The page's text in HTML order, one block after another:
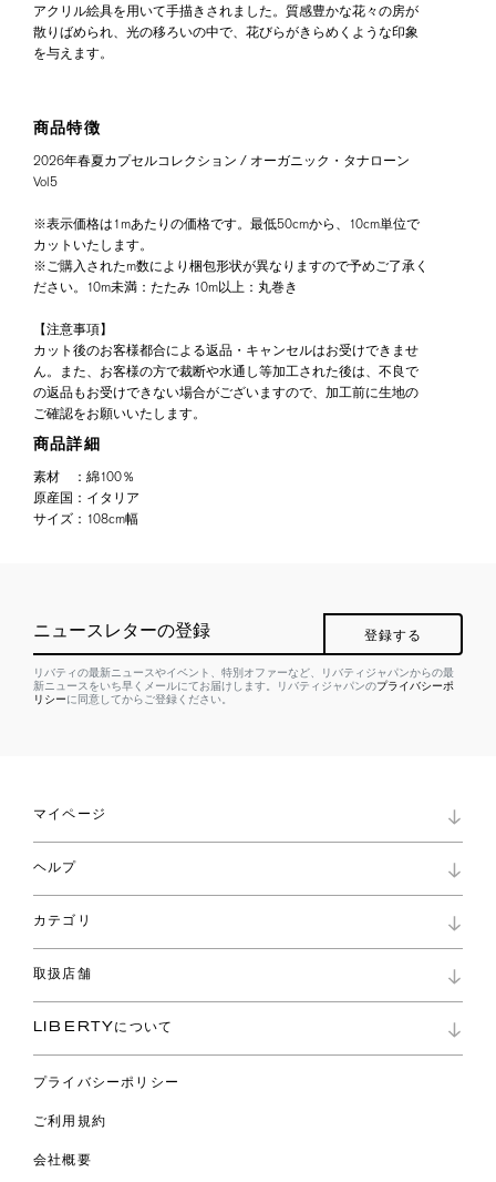
アクリル絵具を用いて手描きされました。質感豊かな花々の房が
散りばめられ、光の移ろいの中で、花びらがきらめくような印象
を与えます。
商品特徴
2026年春夏カプセルコレクション / オーガニック・タナローン
Vol5
※表示価格は1mあたりの価格です。最低50cmから、10cm単位で
カットいたします。
※ご購入されたm数により梱包形状が異なりますので予めご了承く
ださい。10m未満：たたみ 10m以上：丸巻き
【注意事項】
カット後のお客様都合による返品・キャンセルはお受けできませ
ん。また、お客様の方で裁断や水通し等加工された後は、不良で
の返品もお受けできない場合がございますので、加工前に生地の
ご確認をお願いいたします。
商品詳細
素材 ： 綿100％
原産国 ： イタリア
サイズ ： 108cm幅
ニュースレターの登録 登録する
リバティの最新ニュースやイベント、特別オファーなど、リバティジャパンからの最
新ニュースをいち早くメールにてお届けします。リバティジャパンのプライバシーポ
リシーに同意してからご登録ください。
マイページ
ロイヤリティプログラム
パスワード再設定
ショッピングバッグ
ヘルプ
お問い合わせ
よくあるご質問
ご利用ガイド
カテゴリ
コレクション
ファブリックス
バッグ
ウェア
ライフスタイル
スペシャル
取扱店舗
リバティ・ファブリックス
LIBERTYについて
プライバシーポリシー
ご利用規約
会社概要